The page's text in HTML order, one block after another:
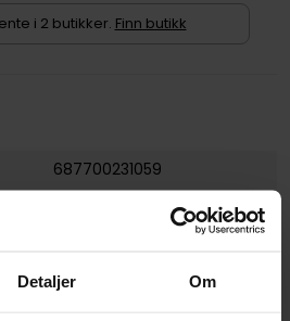
Detaljer Om
i 2 butikker. Finn butikk
687700231059
FanRoll